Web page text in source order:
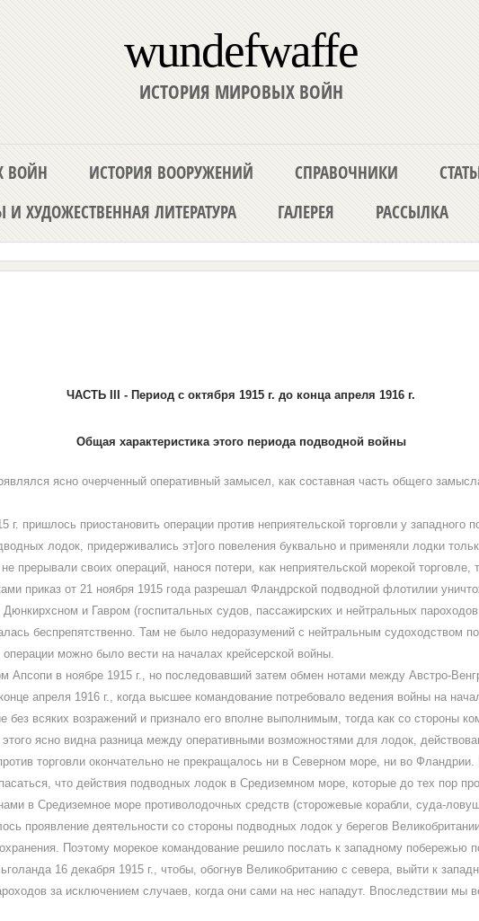
wundefwaffe
ИСТОРИЯ МИРОВЫХ ВОЙН
ВОЙН ИСТОРИЯ ВООРУЖЕНИЙ СПРАВОЧНИКИ
ХУДОЖЕСТВЕННАЯ ЛИТЕРАТУРА
ГАЛЕРЕЯ РАССЫЛКА
ЧАСТЬ III - Период с октября 1915 г. до конца апреля 1916 г.
Общая характеристика этого периода подводной войны
ясно очерченный оперативный замысел, как составная часть общего
г. пришлось приостановить операции против неприятельской торговли у
лодок, придерживались эт]ого повеления буквально и применяли лодки
прерывали своих операций, нанося потери, как неприятельской морекой
приказ от 21 ноября 1915 года разрешал Фландрской подводной флотилии
и Гавром (госпитальных судов, пассажирских и нейтральных
беспрепятственно. Там не было недоразумений с нейтральным судоходством
можно было вести на началах крейсерской войны.
Апсопи в ноябре 1915 г., но последовавший затем обмен нотами между Австро-
апреля 1916 г., когда высшее командование потребовало ведения войны на
без всяких возражений и признало его вполне выполнимым, тогда как со
ясно видна разница между оперативными возможностями для лодок,
торговли окончательно не прекращалось ни в Северном море, ни во
что действия подводных лодок в Средиземном море, которые до тех пор
в Средиземное море противолодочных средств (сторожевые корабли, суда-
проявление деятельности со стороны подводных лодок у берегов
Поэтому морекое командование решило послать к западному побережью
16 декабря 1915 г., чтобы, обогнув Великобританию с севера, выйти к
за исключением случаев, когда они сами на нес нападут. Впоследствии